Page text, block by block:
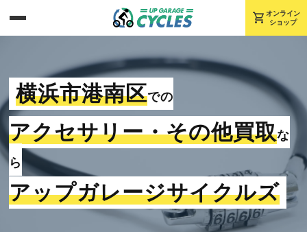
shopping_cart オンライン
ショップ
横浜市港南区での
アクセサリー・その他買取な
ら
アップガレージサイクルズ